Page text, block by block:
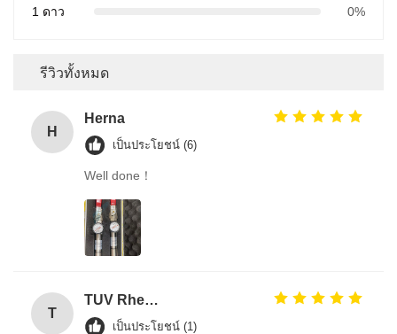
1 ดาว
0%
รีวิวทั้งหมด
H
Herna
เป็นประโยชน์ (6)
Well done！
T
TUV Rheinland
เป็นประโยชน์ (1)